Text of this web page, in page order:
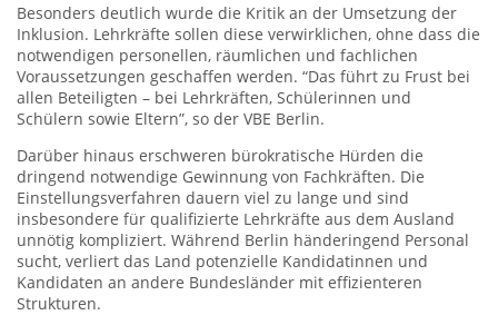
Besonders deutlich wurde die Kritik an der Umsetzung der
Inklusion. Lehrkräfte sollen diese verwirklichen, ohne dass die
notwendigen personellen, räumlichen und fachlichen
Voraussetzungen geschaffen werden. “Das führt zu Frust bei
allen Beteiligten – bei Lehrkräften, Schülerinnen und
Schülern sowie Eltern”, so der VBE Berlin.
Darüber hinaus erschweren bürokratische Hürden die
dringend notwendige Gewinnung von Fachkräften. Die
Einstellungsverfahren dauern viel zu lange und sind
insbesondere für qualifizierte Lehrkräfte aus dem Ausland
unnötig kompliziert. Während Berlin händeringend Personal
sucht, verliert das Land potenzielle Kandidatinnen und
Kandidaten an andere Bundesländer mit effizienteren
Strukturen.